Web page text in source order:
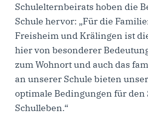
Schul­el­tern­bei­rats hoben die
Schu­le her­vor: „Für die
Freis­heim und Krä­lin­gen ist
hier von beson­de­rer
zum Wohn­ort und auch das
an unse­rer Schu­le bie­ten
opti­ma­le Bedin­gun­gen für den
Schulleben.“